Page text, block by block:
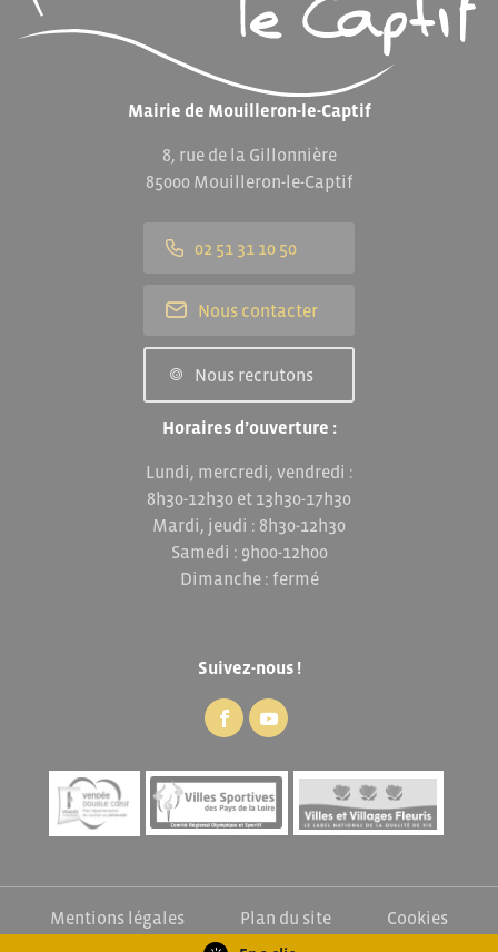
Mairie de Mouilleron-le-Captif
8, rue de la Gillonnière
85000 Mouilleron-le-Captif
02 51 31 10 50
Nous contacter
Nous recrutons
Horaires d’ouverture :
Lundi, mercredi, vendredi :
8h30-12h30 et 13h30-17h30
Mardi, jeudi : 8h30-12h30
Samedi : 9h00-12h00
Dimanche : fermé
Suivez-nous !
Mentions légales Plan du site
Cookies
Exercez vos droits